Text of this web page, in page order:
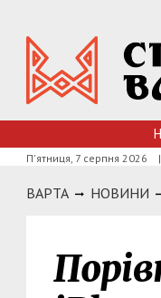
П'ятниця, 7 серпня 2026 |
ВАРТА НОВИНИ